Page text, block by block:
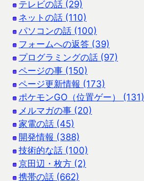
テレビの話 (29)
ネットの話 (110)
パソコンの話 (100)
フォームへの返答 (39)
プログラミングの話 (97)
ページの事 (150)
ページ更新情報 (173)
ポケモンGO（位置ゲー） (131)
メルマガの事 (20)
家電の話 (45)
開発情報 (388)
技術的な話 (100)
京田辺・枚方 (2)
携帯の話 (662)